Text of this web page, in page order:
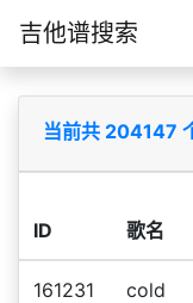
吉他谱搜索
当前共 204147
ID 歌名
161231 cold